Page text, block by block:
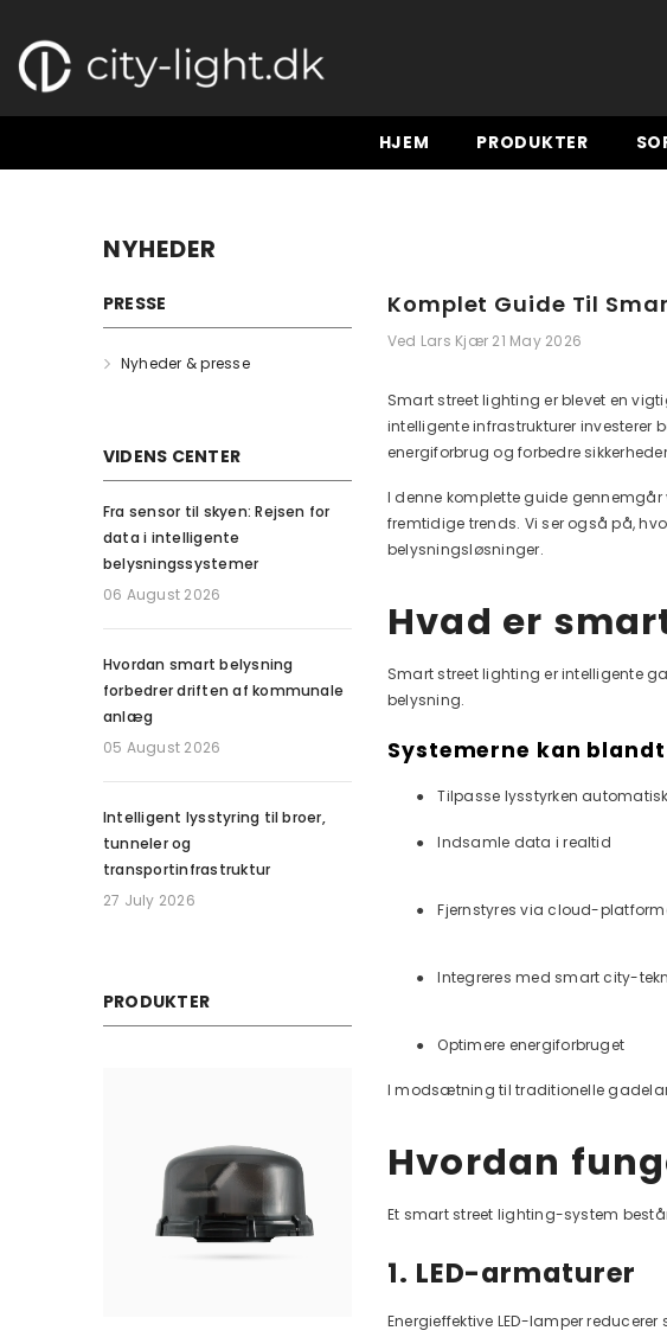
HJEM PRODUKTER
NYHEDER
PRESSE
Nyheder & presse
VIDENS CENTER
Fra sensor til skyen: Rejsen for
data i intelligente
belysningssystemer
06 August 2026
Hvordan smart belysning
forbedrer driften af kommunale
anlæg
05 August 2026
Intelligent lysstyring til broer,
tunneler og
transportinfrastruktur
27 July 2026
PRODUKTER
Komplet Guide Til
Ved Lars Kjær 21 May 2026
Smart street lighting er blevet en
intelligente infrastrukturer investerer
energiforbrug og forbedre
I denne komplette guide
fremtidige trends. Vi ser også på,
belysningsløsninger.
Hvad er
Smart street lighting er intelligente
belysning.
Systemerne kan
● Tilpasse lysstyrken automatisk
● Indsamle data i realtid
● Fjernstyres via cloud-
● Integreres med smart city-
● Optimere energiforbruget
I modsætning til traditionelle
Hvordan
Et smart street lighting-system
1. LED-armaturer
Energieffektive LED-lamper